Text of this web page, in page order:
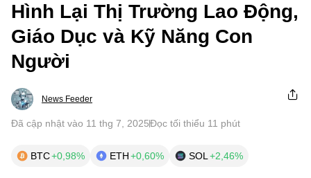
Hình Lại Thị Trường Lao Động,
Giáo Dục và Kỹ Năng Con
Người
News Feeder
Đã cập nhật vào 11 thg 7, 2025Đọc tối thiểu 11 phút
BTC+0,98% ETH+0,60% SOL +2,46%